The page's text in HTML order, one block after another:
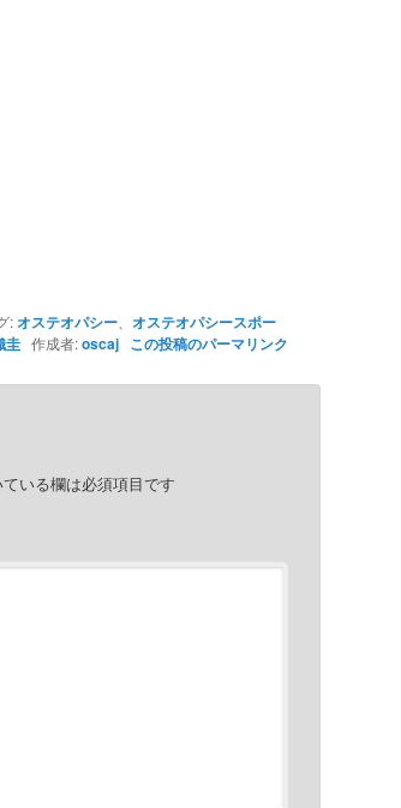
:オステオパシー、 オステオパシースポー
圭作成者:oscaj この投稿のパーマリンク
いる欄は必須項目です